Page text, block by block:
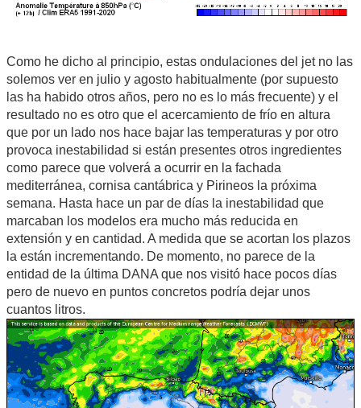
Como he dicho al principio, estas ondulaciones del jet no las
solemos ver en julio y agosto habitualmente (por supuesto
las ha habido otros años, pero no es lo más frecuente) y el
resultado no es otro que el acercamiento de frío en altura
que por un lado nos hace bajar las temperaturas y por otro
provoca inestabilidad si están presentes otros ingredientes
como parece que volverá a ocurrir en la fachada
mediterránea, cornisa cantábrica y Pirineos la próxima
semana. Hasta hace un par de días la inestabilidad que
marcaban los modelos era mucho más reducida en
extensión y en cantidad. A medida que se acortan los plazos
la están incrementando. De momento, no parece de la
entidad de la última DANA que nos visitó hace pocos días
pero de nuevo en puntos concretos podría dejar unos
cuantos litros.